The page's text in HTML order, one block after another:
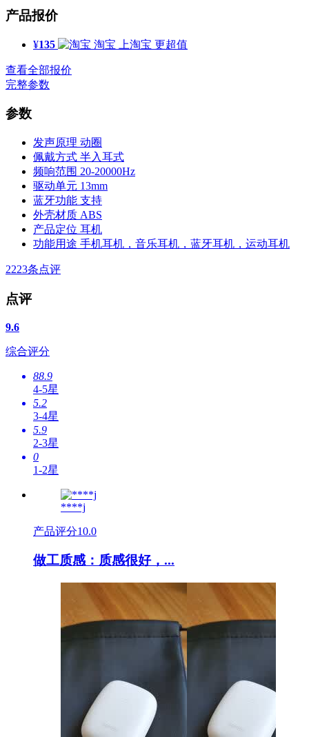
产品报价
¥135 淘宝 上淘宝 更超值
查看全部报价
完整参数
参数
发声原理 动圈
佩戴方式 半入耳式
频响范围 20-20000Hz
驱动单元 13mm
蓝牙功能 支持
外壳材质 ABS
产品定位 耳机
功能用途 手机耳机，音乐耳机，蓝牙耳机，运动耳机
2223条点评
点评
9.6
综合评分
88.9
4-5星
5.2
3-4星
5.9
2-3星
0
1-2星
****j
产品评分10.0
做工质感：质感很好，...